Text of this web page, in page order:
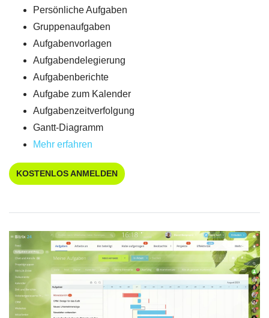
Persönliche Aufgaben
Gruppenaufgaben
Aufgabenvorlagen
Aufgabendelegierung
Aufgabenberichte
Aufgabe zum Kalender
Aufgabenzeitverfolgung
Gantt-Diagramm
Mehr erfahren
KOSTENLOS ANMELDEN